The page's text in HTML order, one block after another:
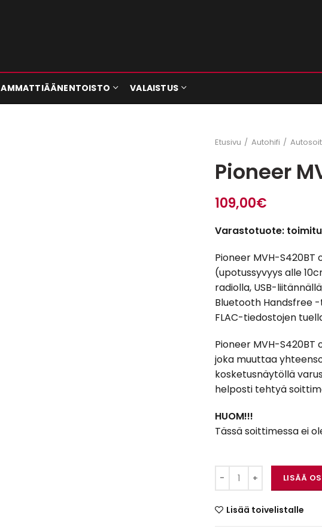
AMMATTIÄÄNENTOISTO VALAISTUS
Etusivu Autohifi
Pioneer
109,00€
Varastotuote:
Pioneer MVH-
(upotussyvyys alle
radiolla, USB-
Bluetooth Handsfree
FLAC-tiedostojen
Pioneer MVH-
joka muuttaa
kosketusnäytöllä
helposti tehtyä
HUOM!!!
Tässä soittimessa ei
Pioneer MVH-LISÄÄ
Lisää toivelistalle